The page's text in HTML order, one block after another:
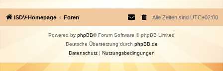
ISDV-Homepage Foren Alle Zeiten sind UTC+02:00
Powered by phpBB® Forum Software © phpBB Limited
Deutsche Übersetzung durch phpBB.de
Datenschutz| Nutzungsbedingungen